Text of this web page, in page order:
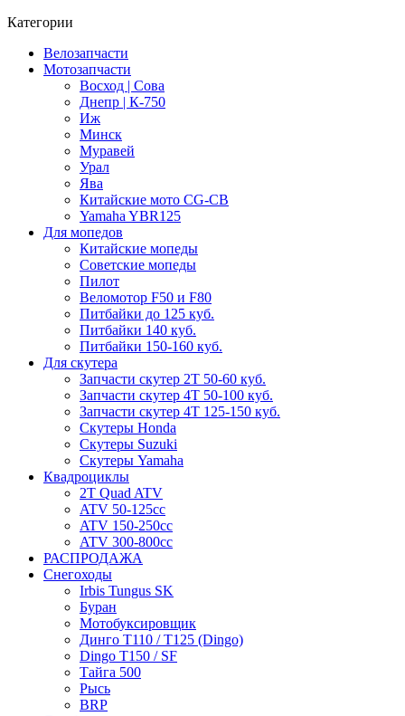
Категории
Велозапчасти
Мотозапчасти
Восход | Сова
Днепр | К-750
Иж
Минск
Муравей
Урал
Ява
Китайские мото CG-CB
Yamaha YBR125
Для мопедов
Китайские мопеды
Советские мопеды
Пилот
Веломотор F50 и F80
Питбайки до 125 куб.
Питбайки 140 куб.
Питбайки 150-160 куб.
Для скутера
Запчасти скутер 2Т 50-60 куб.
Запчасти скутер 4Т 50-100 куб.
Запчасти скутер 4Т 125-150 куб.
Скутеры Honda
Скутеры Suzuki
Скутеры Yamaha
Квадроциклы
2T Quad ATV
ATV 50-125cc
ATV 150-250cc
ATV 300-800cc
РАСПРОДАЖА
Снегоходы
Irbis Tungus SK
Буран
Мотобуксировщик
Динго T110 / T125 (Dingo)
Dingo T150 / SF
Тайга 500
Рысь
BRP